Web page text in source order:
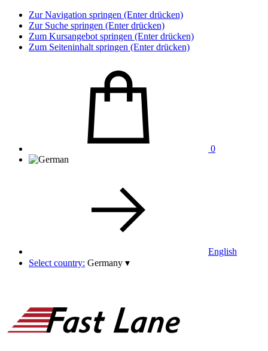
Zur Navigation springen (Enter drücken)
Zur Suche springen (Enter drücken)
Zum Kursangebot springen (Enter drücken)
Zum Seiteninhalt springen (Enter drücken)
0
English
Select country: Germany ▾